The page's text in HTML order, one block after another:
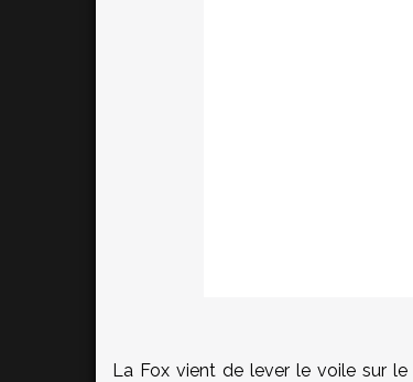
La Fox vient de lever le voile sur